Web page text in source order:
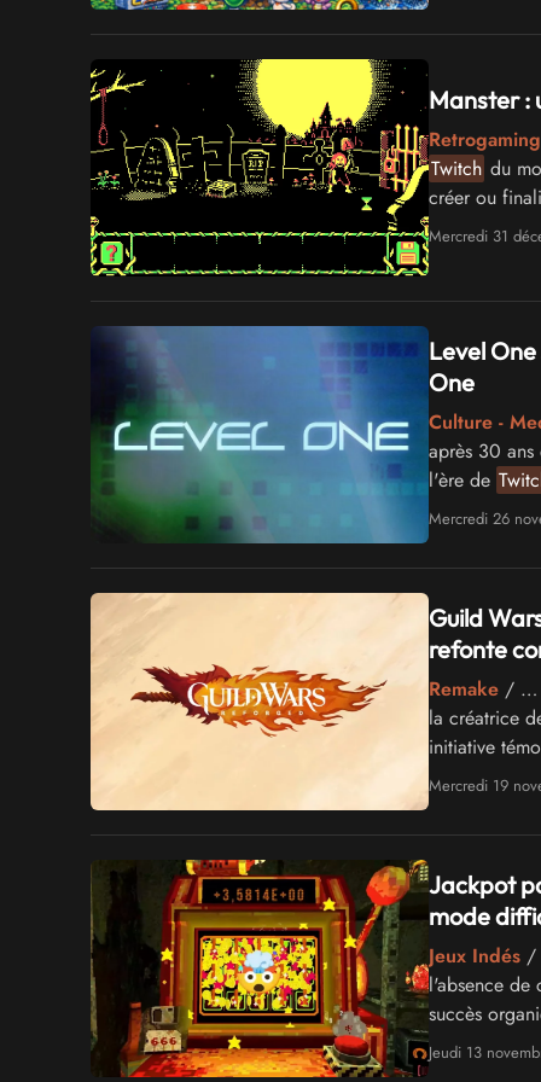
Manster :
Twitch du
créer ou
n'imposait
Mercredi 31
Level
One
Culture -
après 30 ans
l'ère de
Mercredi 26
Guild
refonte
Remake/ …
la créatrice
initiative
historique
Mercredi 19
Jackpot
mode
Jeux Indés/
l'absence de
succès
parfaitement
Jeudi 13